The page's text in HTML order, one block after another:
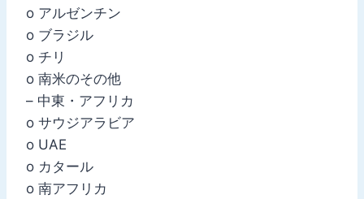
o アルゼンチン
o ブラジル
o チリ
o 南米のその他
– 中東・アフリカ
o サウジアラビア
o UAE
o カタール
o 南アフリカ